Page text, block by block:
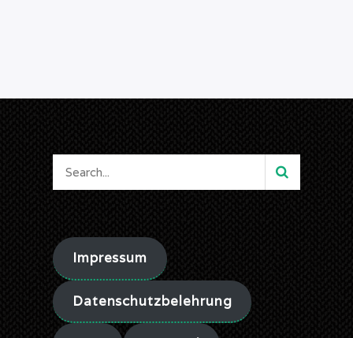
Impressum
Datenschutzbelehrung